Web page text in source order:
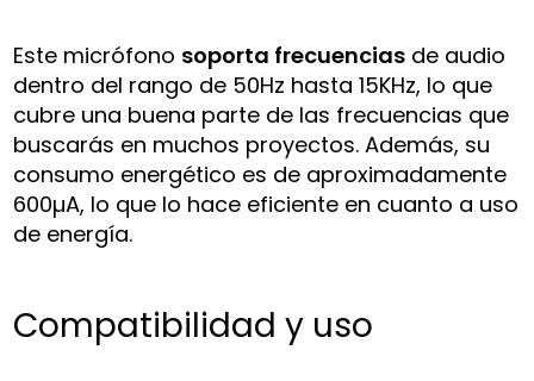
Este micrófono soporta frecuencias de audio
dentro del rango de 50Hz hasta 15KHz, lo que
cubre una buena parte de las frecuencias que
buscarás en muchos proyectos. Además, su
consumo energético es de aproximadamente
600µA, lo que lo hace eficiente en cuanto a uso
de energía.
Compatibilidad y uso